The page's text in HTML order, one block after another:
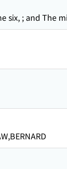
six, ; and The